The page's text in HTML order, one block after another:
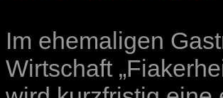
Im ehemaligen
Wirtschaft